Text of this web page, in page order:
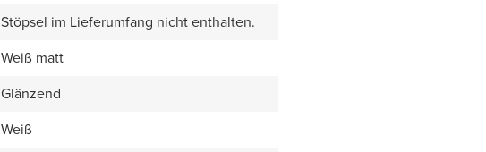
Stöpsel im Lieferumfang nicht enthalten.
Weiß matt
Glänzend
Weiß